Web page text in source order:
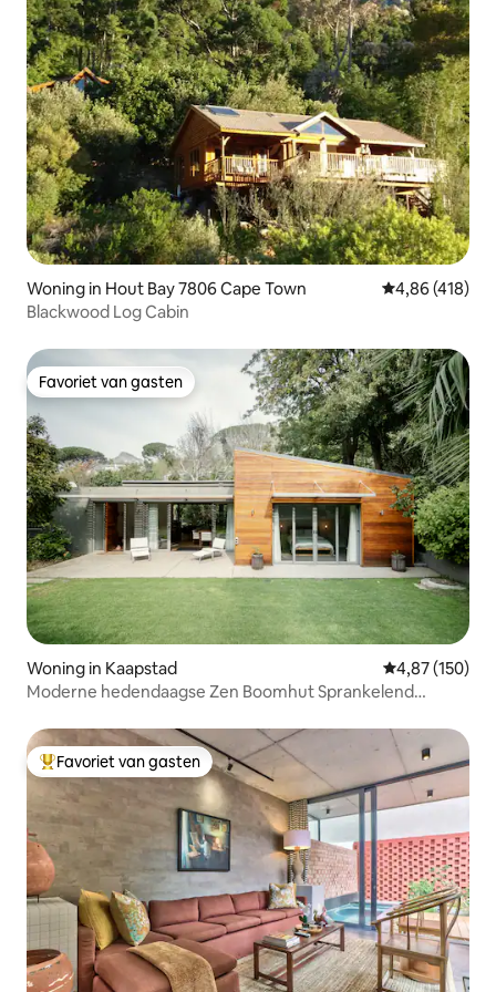
Woning in Hout Bay 7806 Cape Town Gemiddelde
4,86 (418)
Blackwood Log Cabin
Favoriet van gasten
Favoriet van gasten
Woning in Kaapstad Gemiddelde
4,87 (150)
Moderne hedendaagse Zen Boomhut Sprankelend
Topfavoriet van gasten
Favoriet van gasten